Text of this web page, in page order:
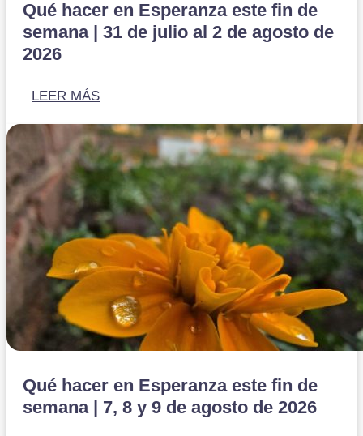
Qué hacer en Esperanza este fin de
semana | 31 de julio al 2 de agosto de
2026
LEER MÁS
Qué hacer en Esperanza este fin de
semana | 7, 8 y 9 de agosto de 2026